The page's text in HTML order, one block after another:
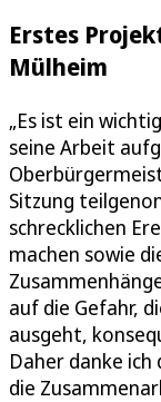
Erstes
Mülheim
„Es ist ein
seine Arbeit
Sitzung
schrecklichen
machen sowie
auf die Gefahr,
ausgeht,
Daher danke
die